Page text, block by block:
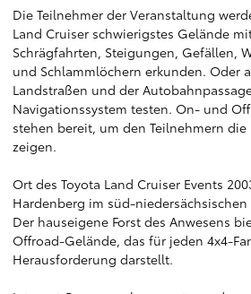
Die Teilnehmer der Veranstaltung
Land Cruiser schwierigstes Gelände
Schrägfahrten, Steigungen, Gefällen,
und Schlammlöchern erkunden. Oder
Landstraßen und der
Navigationssystem testen. On- und
stehen bereit, um den Teilnehmern
zeigen.
Ort des Toyota Land Cruiser Events
Hardenberg im süd-
Der hauseigene Forst des Anwesens
Offroad-Gelände, das für jeden 4x4-
Herausforderung darstellt.